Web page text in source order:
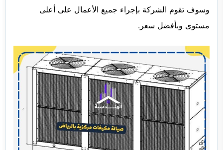
وسوف تقوم الشركة بإجراء جميع الأعمال على أعلى
مستوى وبأفضل سعر.